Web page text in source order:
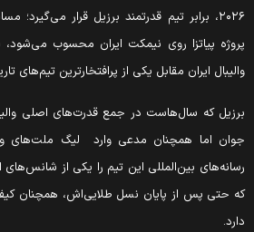
۲۰۲۶، برابر تیم قدرتمند برزیل قرار می‌گیرد؛
پیاتزا روی نیمکت ایران محسوب می‌شود،
ایران مقابل یکی از پرافتخارترین تیم‌های
که سال‌هاست در جمع قدرت‌های اصلی والیبال
اما همچنان مدعی وارد
بین‌المللی این تیم را یکی از شانس‌های
حتی پس از پایان نسل طلایی‌اش، همچنان